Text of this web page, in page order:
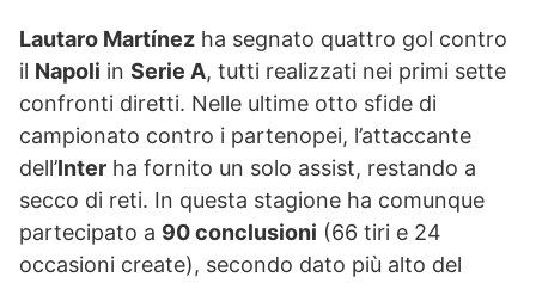
Lautaro Martínez ha segnato quattro gol contro
il Napoli in Serie A, tutti realizzati nei primi sette
confronti diretti. Nelle ultime otto sfide di
campionato contro i partenopei, l’attaccante
dell’Inter ha fornito un solo assist, restando a
secco di reti. In questa stagione ha comunque
partecipato a 90 conclusioni (66 tiri e 24
occasioni create), secondo dato più alto del